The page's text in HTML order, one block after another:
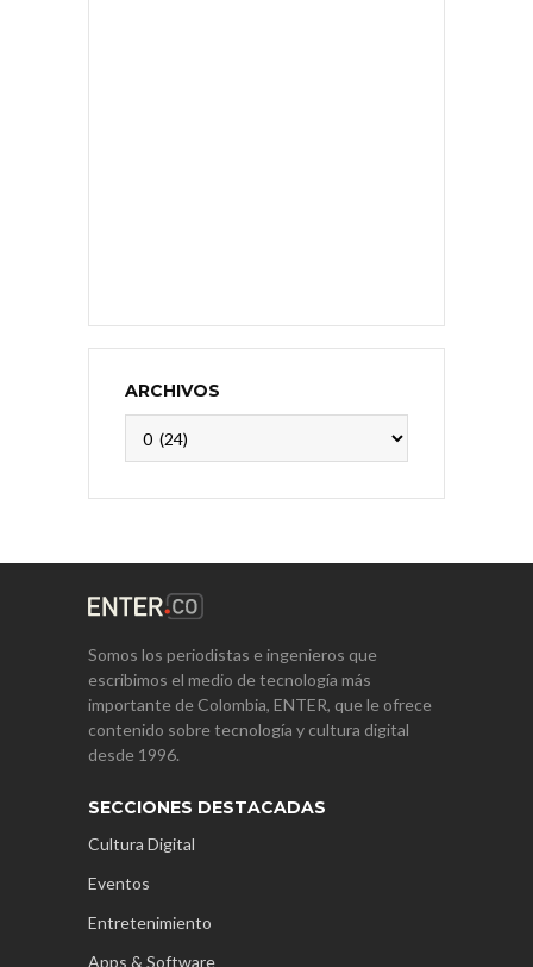
ARCHIVOS
Somos los periodistas e ingenieros que
escribimos el medio de tecnología más
importante de Colombia, ENTER, que le ofrece
contenido sobre tecnología y cultura digital
desde 1996.
SECCIONES DESTACADAS
Cultura Digital
Eventos
Entretenimiento
Apps & Software